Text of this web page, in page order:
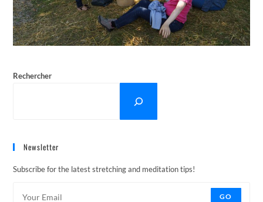
Rechercher
Newsletter
Subscribe for the latest stretching and meditation tips!
GO